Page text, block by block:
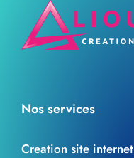
Nos services
Creation site internet